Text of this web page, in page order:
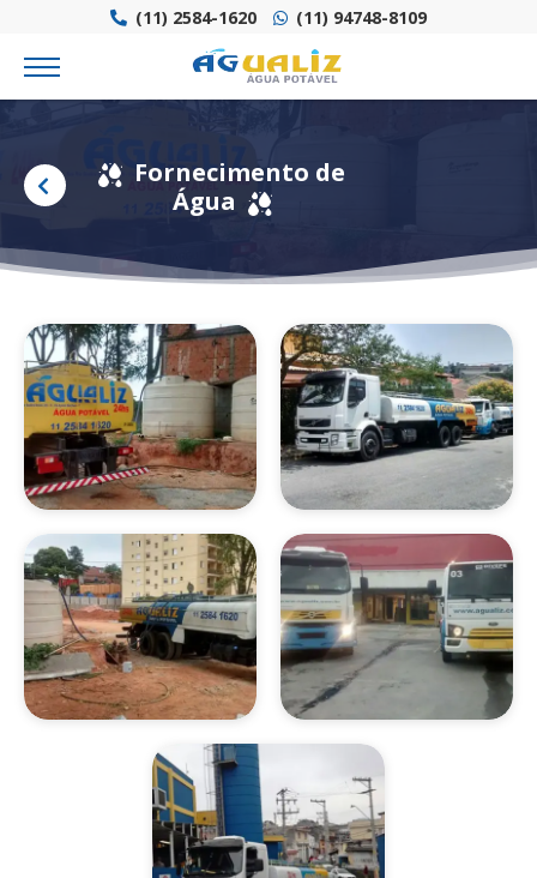
(11) 2584-1620 (11) 94748-8109
Fornecimento de
Água